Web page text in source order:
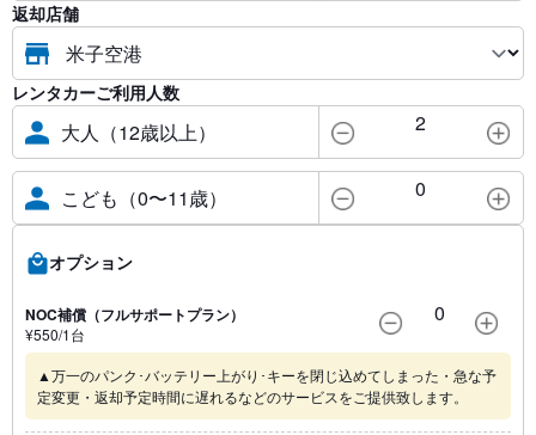
返却店舗
レンタカーご利用人数
大人（12歳以上） 2
こども（0〜11歳） 0
オプション
NOC補償（フルサポートプラン）
¥550/1台
0
▲万一のパンク･バッテリー上がり･キーを閉じ込めてしまった・急な予
定変更・返却予定時間に遅れるなどのサービスをご提供致します。